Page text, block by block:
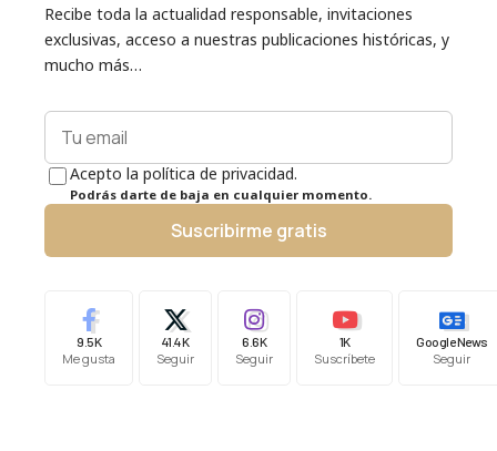
Recibe toda la actualidad responsable, invitaciones
exclusivas, acceso a nuestras publicaciones históricas, y
mucho más…
Acepto la política de privacidad.
Podrás darte de baja en cualquier momento.
Suscribirme gratis
9.5K
Me gusta
41.4K
Seguir
6.6K
Seguir
1K
Suscríbete
Google News
Seguir